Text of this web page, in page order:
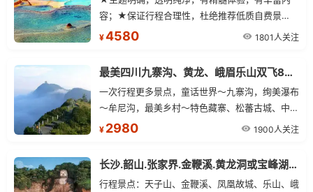
容；★保证行程合理性，杜绝推荐低质自费景
点，保证主景”世界第一大佛～乐山大佛/中国四大
¥4580 1801人关注
最美四川九寨沟、黄龙、峨眉乐山双飞8日游
一次行程更多景点，童话世界～九寨沟，绚美瀑布
～牟尼沟，最美乡村～特色藏寨、松蕃古城、中国
羌都～古羌城、世界第一大佛～乐山大佛、中国四
¥ 2980 1900人关注
长沙.韶山.张家界.金鞭溪.黄龙洞或宝峰湖.红石林.凤凰古城 成都.峨眉(全景).乐山 双飞10日游
行程景点：天子山、金鞭溪、凤凰故城、乐山、峨